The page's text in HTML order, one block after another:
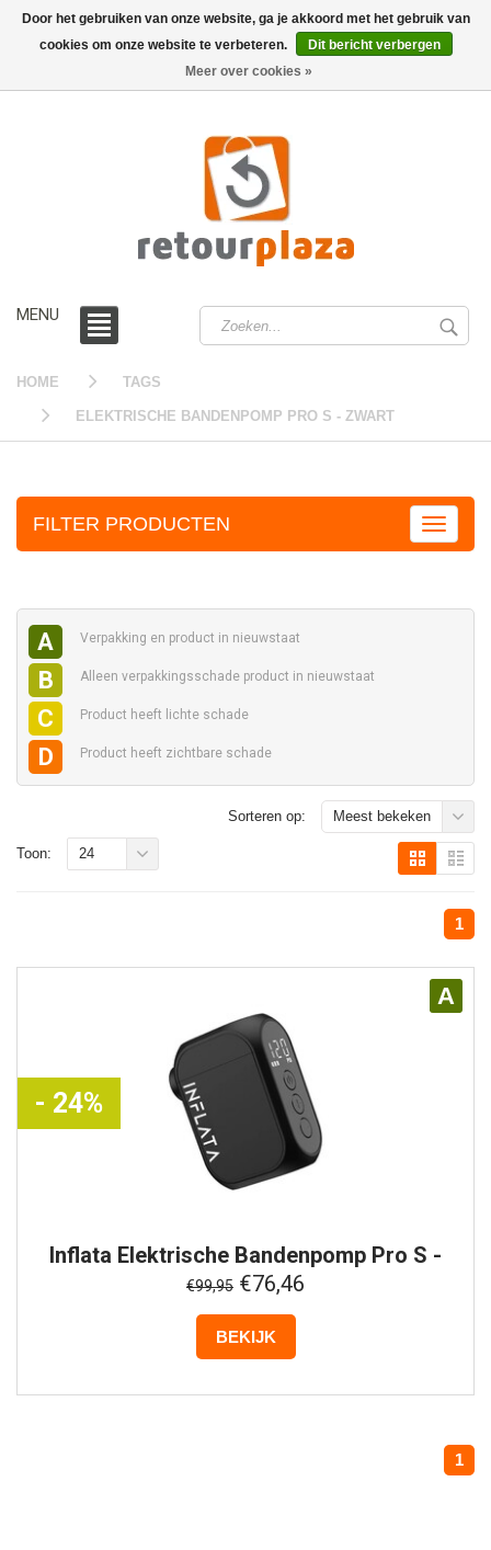
MENU
HOME TAGS
ELEKTRISCHE BANDENPOMP PRO S - ZWART
FILTER PRODUCTEN
A Verpakking en product in nieuwstaat
B Alleen verpakkingsschade product in nieuwstaat
C Product heeft lichte schade
D Product heeft zichtbare schade
Sorteren op: Meest bekeken
1
Toon: 24
A
- 24%
Inflata Elektrische Bandenpomp Pro S -
Zwart
€99,95 €76,46
BEKIJK
1
Door het gebruiken van onze website, ga je akkoord met het gebruik van
cookies om onze website te verbeteren.
Dit bericht verbergen
Meer over cookies »